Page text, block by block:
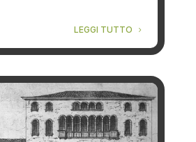
LEGGI TUTTO